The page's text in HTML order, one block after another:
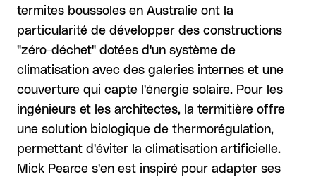
termites boussoles en Australie ont la
particularité de développer des constructions
"zéro-déchet" dotées d'un système de
climatisation avec des galeries internes et une
couverture qui capte l'énergie solaire. Pour les
ingénieurs et les architectes, la termitière offre
une solution biologique de thermorégulation,
permettant d'éviter la climatisation artificielle.
Mick Pearce s'en est inspiré pour adapter ses